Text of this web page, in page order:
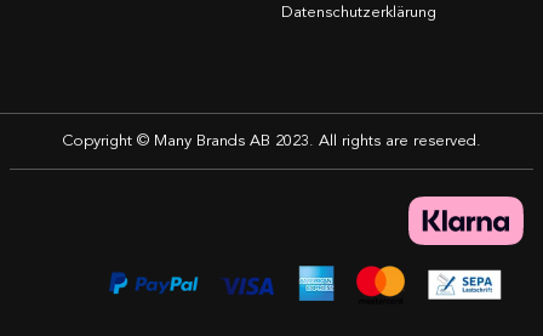
Datenschutzerklärung
Copyright © Many Brands AB 2023. All rights are reserved.